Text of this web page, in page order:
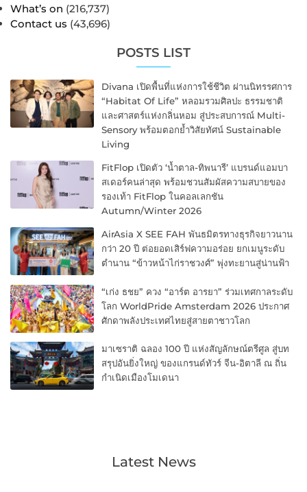
What’s on (216,737)
Contact us (43,696)
POSTS LIST
Divana เปิดพื้นที่แห่งการใช้ชีวิต ผ่านนิทรรศการ
“Habitat Of Life” หลอมรวมศิลปะ ธรรมชาติ
และศาสตร์แห่งกลิ่นหอม สู่ประสบการณ์ Multi-
Sensory พร้อมตอกย้ำวิสัยทัศน์ Sustainable
Living
FitFlop เปิดตัว ‘น้ำตาล-ทิพนารี’ แบรนด์แอมบา
สเดอร์คนล่าสุด พร้อมชวนสัมผัสความสบายของ
รองเท้า FitFlop ในคอลเลกชัน
Autumn/Winter 2026
AirAsia X SEE FAH พันธมิตรทางธุรกิจยาวนาน
กว่า 20 ปี ต่อยอดเสิร์ฟความอร่อย ยกเมนูระดับ
ตำนาน “ข้าวหน้าไก่ราชวงศ์” พุ่งทะยานสู่น่านฟ้า
“เก่ง ธชย” ควง “อาร์ต อารยา” ร่วมเทศกาลระดับ
โลก WorldPride Amsterdam 2026 ประกาศ
ศักดาพลังประเทศไทยสู่สายตาชาวโลก
มาเซราติ ฉลอง 100 ปี แห่งสัญลักษณ์ตรีศูล สู่บท
สรุปอันยิ่งใหญ่ ของแกรนด์ทัวร์ จีน-อิตาลี ณ ถิ่น
กำเนิดเมืองโมเดนา
Latest News